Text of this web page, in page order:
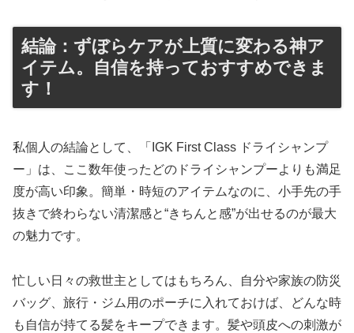
結論：ずぼらケアが上質に変わる神ア
イテム。自信を持っておすすめできま
す！
私個人の結論として、「IGK First Class ドライシャンプ
ー」は、ここ数年使ったどのドライシャンプーよりも満足
度が高い印象。簡単・時短のアイテムなのに、小手先の手
抜きで終わらない清潔感と“きちんと感”が出せるのが最大
の魅力です。
忙しい日々の救世主としてはもちろん、自分や家族の防災
バッグ、旅行・ジム用のポーチに入れておけば、どんな時
も自信が持てる髪をキープできます。髪や頭皮への刺激が